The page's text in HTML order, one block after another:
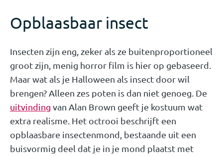
Opblaasbaar insect
Insecten zijn eng, zeker als ze buitenproportioneel
groot zijn, menig horror film is hier op gebaseerd.
Maar wat als je Halloween als insect door wil
brengen? Alleen zes poten is dan niet genoeg. De
uitvinding van Alan Brown geeft je kostuum wat
extra realisme. Het octrooi beschrijft een
opblaasbare insectenmond, bestaande uit een
buisvormig deel dat je in je mond plaatst met